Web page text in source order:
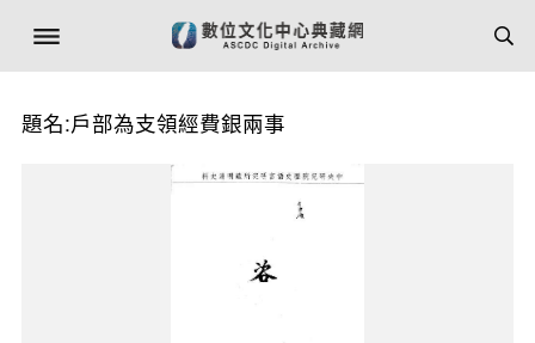
題名:戶部為支領經費銀兩事